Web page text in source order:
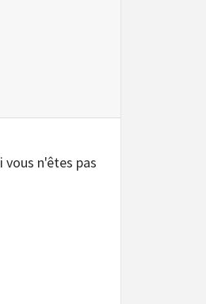
vous n'êtes pas